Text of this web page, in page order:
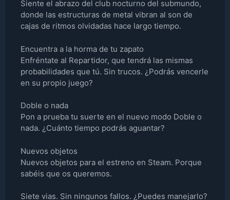
Siente el abrazo del club nocturno del submundo,
donde las estructuras de metal vibran al son de
cajas de ritmos olvidadas hace largo tiempo.
Encuentra a la horma de tu zapato
Enfréntate al Repartidor, que tendrá las mismas
probabilidades que tú. Sin trucos. ¿Podrás vencerle
en su propio juego?
Doble o nada
Pon a prueba tu suerte en el nuevo modo Doble o
nada. ¿Cuánto tiempo podrás aguantar?
Nuevos objetos
Nuevos objetos para el estreno en Steam. Porque
sabéis que os queremos.
Siete vias. Sin ningunos fallos. ¿Puedes manejarlo?